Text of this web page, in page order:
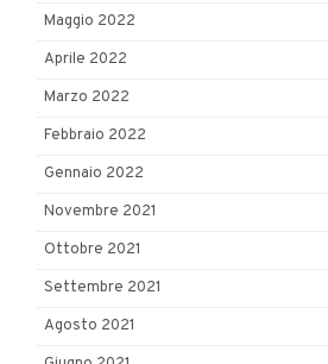
Maggio 2022
Aprile 2022
Marzo 2022
Febbraio 2022
Gennaio 2022
Novembre 2021
Ottobre 2021
Settembre 2021
Agosto 2021